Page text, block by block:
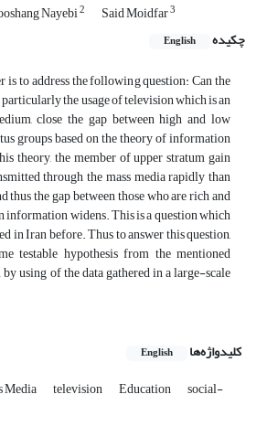
Nayebi2 Said Moidfar3
چکیده English
is to address the following question: Can the
particularly the usage of television which is an
close the gap between high and low
groups based on the theory of information
theory, the member of upper stratum gain
through the mass media rapidly than
thus the gap between those who are rich and
information widens. This is a question which
in Iran before. Thus to answer this question,
testable hypothesis from the mentioned
using of the data gathered in a large-scale
کلیدواژه‌ها English
Media television Education social-